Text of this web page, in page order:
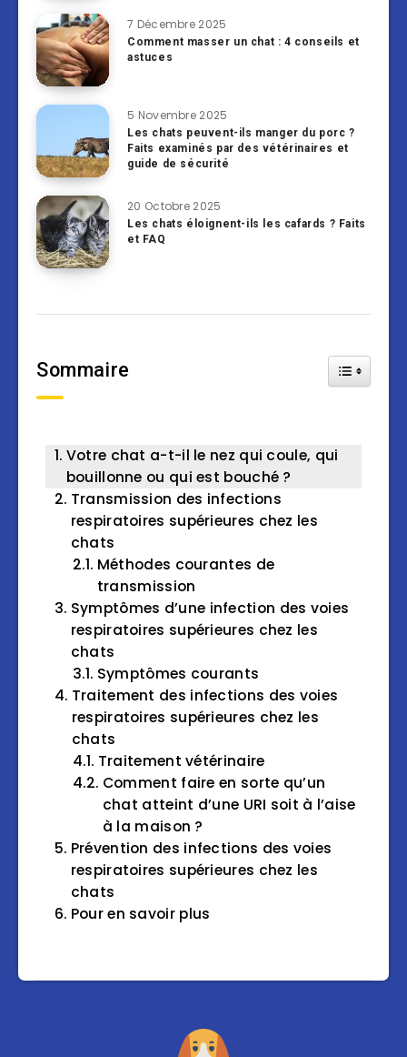
7 Décembre 2025
Comment masser un chat : 4 conseils et
astuces
5 Novembre 2025
Les chats peuvent-ils manger du porc ?
Faits examinés par des vétérinaires et
guide de sécurité
20 Octobre 2025
Les chats éloignent-ils les cafards ? Faits
et FAQ
Sommaire Toggle
Votre chat a-t-il le nez qui coule, qui
bouillonne ou qui est bouché ?
Transmission des infections
respiratoires supérieures chez les
chats
Méthodes courantes de
transmission
Symptômes d’une infection des voies
respiratoires supérieures chez les
chats
Symptômes courants
Traitement des infections des voies
respiratoires supérieures chez les
chats
Traitement vétérinaire
Comment faire en sorte qu’un
chat atteint d’une URI soit à l’aise
à la maison ?
Prévention des infections des voies
respiratoires supérieures chez les
chats
Pour en savoir plus